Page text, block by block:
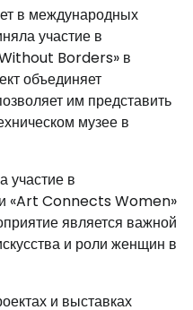
в международных
участие в
Borders» в
объединяет
им представить
музее в
участие в
«Art Connects Women»
является важной
и роли женщин в
и выставках